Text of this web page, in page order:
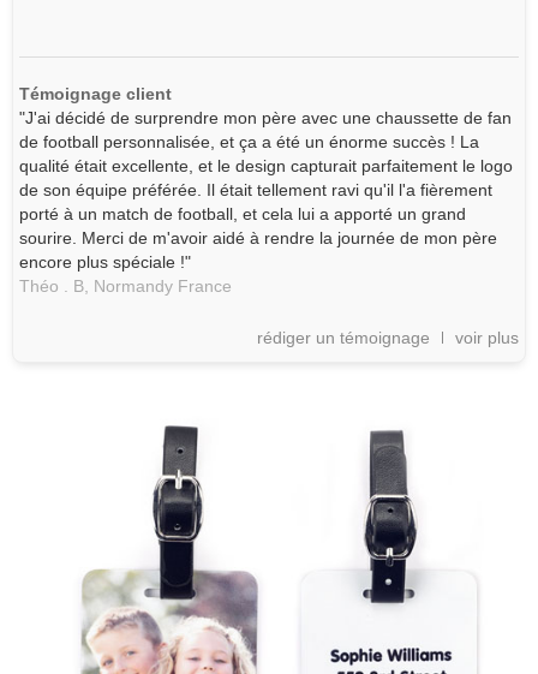
Témoignage client
"J'ai décidé de surprendre mon père avec une chaussette de fan
de football personnalisée, et ça a été un énorme succès ! La
qualité était excellente, et le design capturait parfaitement le logo
de son équipe préférée. Il était tellement ravi qu'il l'a fièrement
porté à un match de football, et cela lui a apporté un grand
sourire. Merci de m'avoir aidé à rendre la journée de mon père
encore plus spéciale !"
Théo . B, Normandy France
rédiger un témoignage voir plus